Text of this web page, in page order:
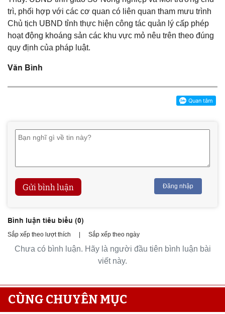
trì, phối hợp với các cơ quan có liên quan tham mưu trình
Chủ tịch UBND tỉnh thực hiện công tác quản lý cấp phép
hoạt động khoáng sản các khu vực mỏ nêu trên theo đúng
quy định của pháp luật.
Văn Bình
Gửi bình luận Đăng nhập
Bình luận tiêu biểu (0)
Sắp xếp theo lượt thích Sắp xếp theo ngày
Chưa có bình luận. Hãy là người đầu tiên bình luận bài
viết này.
CÙNG CHUYÊN MỤC